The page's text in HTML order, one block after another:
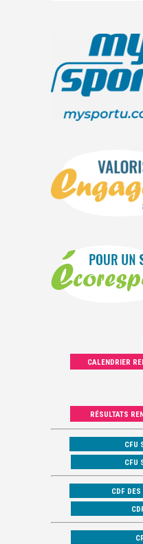
CALENDRIER
RÉSULTATS
CFU
CFU
CDF DES